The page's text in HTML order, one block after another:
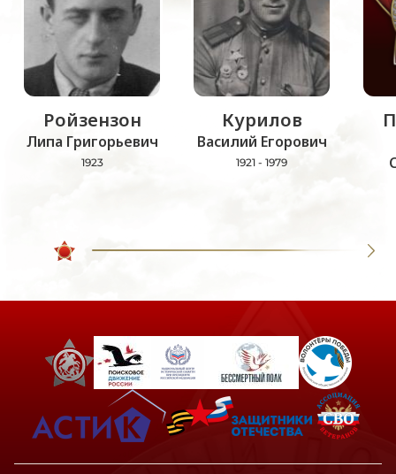
Ройзензон
Липа Григорьевич
1923
Курилов
Василий Егорович
1921 - 1979